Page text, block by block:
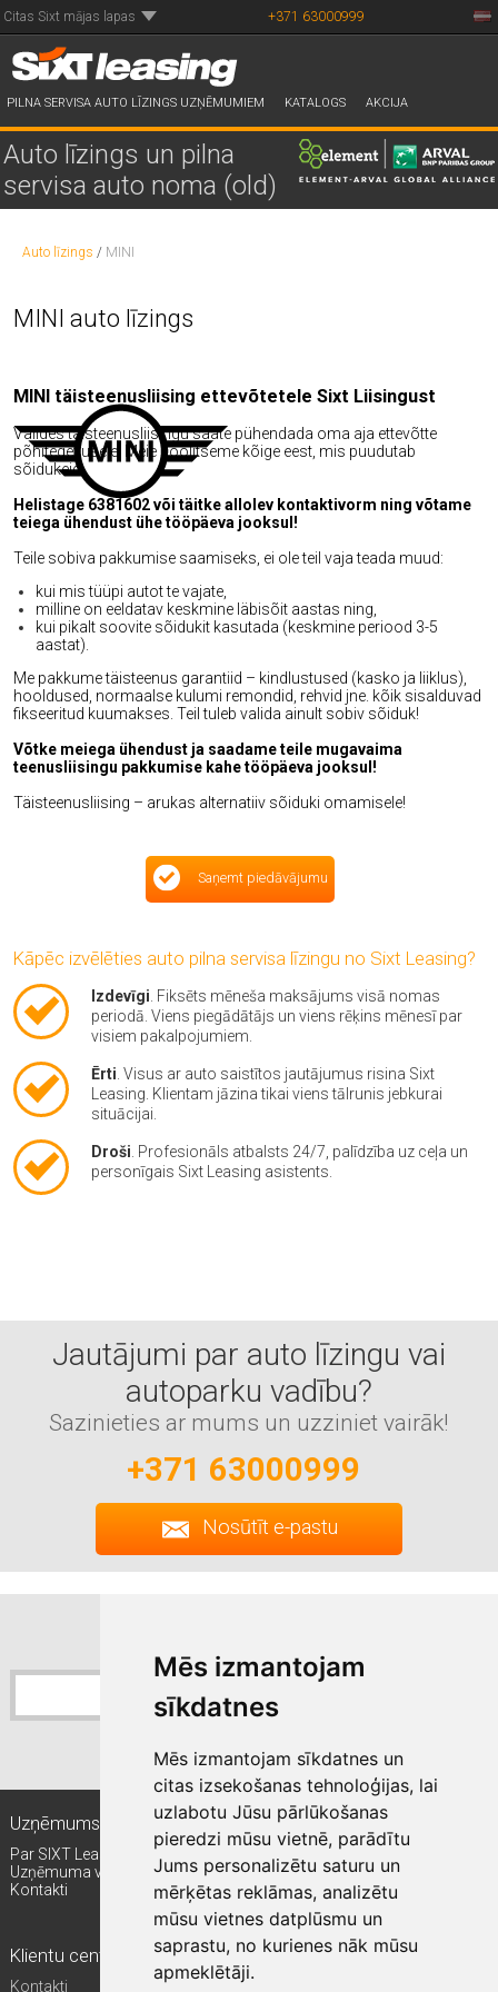
Mēs izmantojam
sīkdatnes
Mēs izmantojam sīkdatnes un
citas izsekošanas tehnoloģijas, lai
uzlabotu Jūsu pārlūkošanas
pieredzi mūsu vietnē, parādītu
Jums personalizētu saturu un
mērķētas reklāmas, analizētu
mūsu vietnes datplūsmu un
saprastu, no kurienes nāk mūsu
apmeklētāji.
Citas Sixt mājas lapas +371 63000999
PILNA SERVISA AUTO LĪZINGS UZŅĒMUMIEM KATALOGS AKCIJA
Auto līzings un pilna
servisa auto noma (old)
Auto līzings / MINI
MINI auto līzings
MINI täisteenusliising ettevõtetele Sixt Liisingust
Valides täisteenusliisingu saate pühendada oma aja ettevõtte
põhitegevusele. Meie hoolitseme kõige eest, mis puudutab
sõidukeid.
Helistage 6381602 või täitke allolev kontaktivorm ning võtame
teiega ühendust ühe tööpäeva jooksul!
Teile sobiva pakkumise saamiseks, ei ole teil vaja teada muud:
kui mis tüüpi autot te vajate,
milline on eeldatav keskmine läbisõit aastas ning,
kui pikalt soovite sõidukit kasutada (keskmine periood 3-5
aastat).
Me pakkume täisteenus garantiid – kindlustused (kasko ja liiklus),
hooldused, normaalse kulumi remondid, rehvid jne. kõik sisalduvad
fikseeritud kuumakses. Teil tuleb valida ainult sobiv sõiduk!
Võtke meiega ühendust ja saadame teile mugavaima
teenusliisingu pakkumise kahe tööpäeva jooksul!
Täisteenusliising – arukas alternatiiv sõiduki omamisele!
Saņemt piedāvājumu
Kāpēc izvēlēties auto pilna servisa līzingu no Sixt Leasing?
Izdevīgi . Fiksēts mēneša maksājums visā nomas
periodā. Viens piegādātājs un viens rēķins mēnesī par
visiem pakalpojumiem.
Ērti . Visus ar auto saistītos jautājumus risina Sixt
Leasing. Klientam jāzina tikai viens tālrunis jebkurai
situācijai.
Droši . Profesionāls atbalsts 24/7, palīdzība uz ceļa un
personīgais Sixt Leasing asistents.
Jautājumi par auto līzingu vai
autoparku vadību?
Sazinieties ar mums un uzziniet vairāk!
+371 63000999
Nosūtīt e-pastu
Sixt jaunumu saņemšana
Pierakstīties
Uzņēmums
Par SIXT Leasing
Uzņēmuma vadība
Kontakti
Kam ir piemērots līzings?
Mazie un vidējie uzņēmumi (MVU)
Lielie autoparki
Starptautiskie klienti
Valsts pārvalde
Klientu centrs
Kontakti
Citi SIXT pakalpojumi